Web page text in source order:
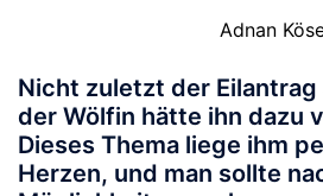
Adnan
Nicht zuletzt der
der Wölfin hätte ihn dazu
Dieses Thema liege ihm
Herzen, und man sollte